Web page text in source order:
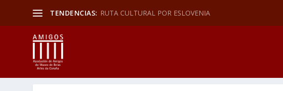
TENDENCIAS: RUTA CULTURAL POR ESLOVENIA